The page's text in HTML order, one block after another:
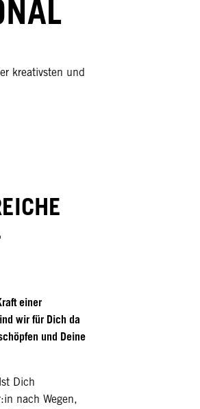
kreativsten und
einer
wir für Dich da
und Deine
Dich
nach Wegen,